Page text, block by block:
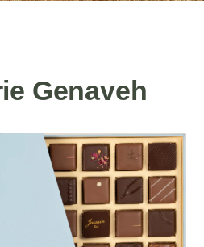
Genaveh